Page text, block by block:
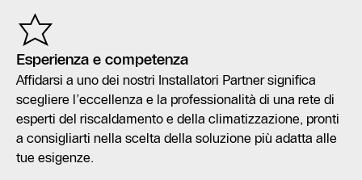
Esperienza e competenza
Affidarsi a uno dei nostri Installatori Partner significa
scegliere l’eccellenza e la professionalità di una rete di
esperti del riscaldamento e della climatizzazione, pronti
a consigliarti nella scelta della soluzione più adatta alle
tue esigenze.